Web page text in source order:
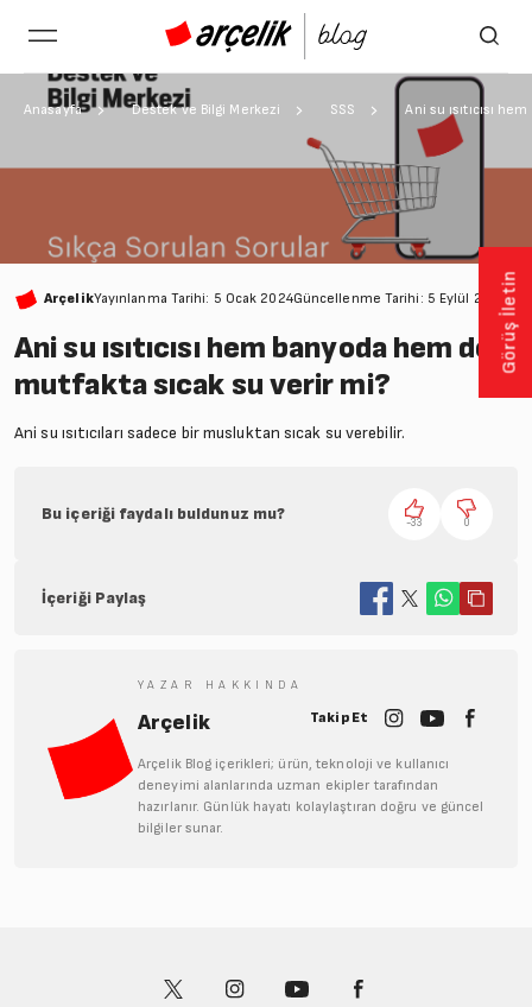
Anasayfa Destek ve Bilgi Merkezi SSS Ani su ısıtıcısı
ArçelikYayınlanma Tarihi: 5 Ocak 2024Güncellenme Tarihi: 5 Eylül 20241
Ani su ısıtıcısı hem banyoda hem de
mutfakta sıcak su verir mi?
Ani su ısıtıcıları sadece bir musluktan sıcak su verebilir.
Bu içeriği faydalı buldunuz mu? -33 0
İçeriği Paylaş
YAZAR HAKKINDA
Arçelik Takip Et
Arçelik Blog içerikleri; ürün, teknoloji ve kullanıcı
deneyimi alanlarında uzman ekipler tarafından
hazırlanır. Günlük hayatı kolaylaştıran doğru ve güncel
bilgiler sunar.
Görüş İletin